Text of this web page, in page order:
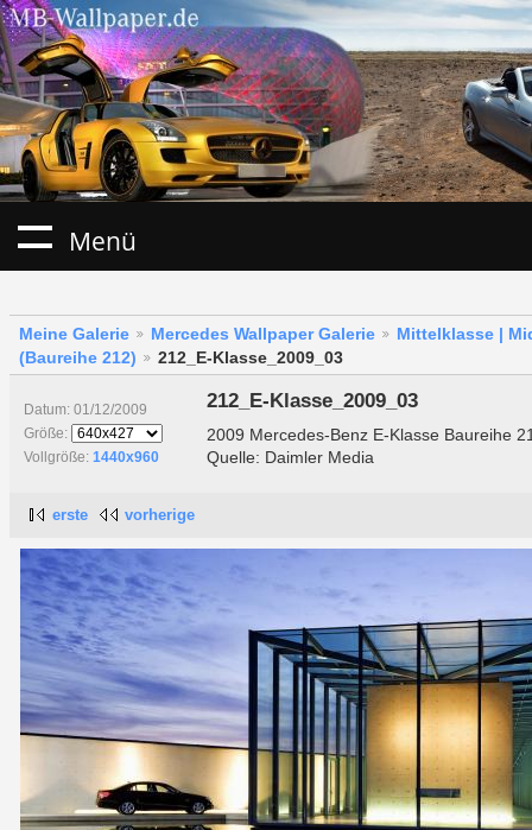
Menü
Meine Galerie Mercedes Wallpaper Galerie
Mittelklasse |
(Baureihe 212)
212_E-Klasse_2009_03
Datum: 01/12/2009
Größe:
Vollgröße: 1440x960
212_E-Klasse_2009_03
2009 Mercedes-Benz E-Klasse Baureihe
Quelle: Daimler Media
erste vorherige